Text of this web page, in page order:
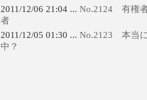
2011/12/06 21:04 ... No.2124 有権
者
2011/12/05 01:30 ... No.2123 本当
中？